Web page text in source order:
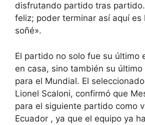
disfrutando partido tras
feliz; poder terminar así aquí es
soñé».
El partido no solo fue su último
en casa, sino también su
para el Mundial. El
Lionel Scaloni, confirmó que
para el siguiente partido como
Ecuador , ya que el equipo ya